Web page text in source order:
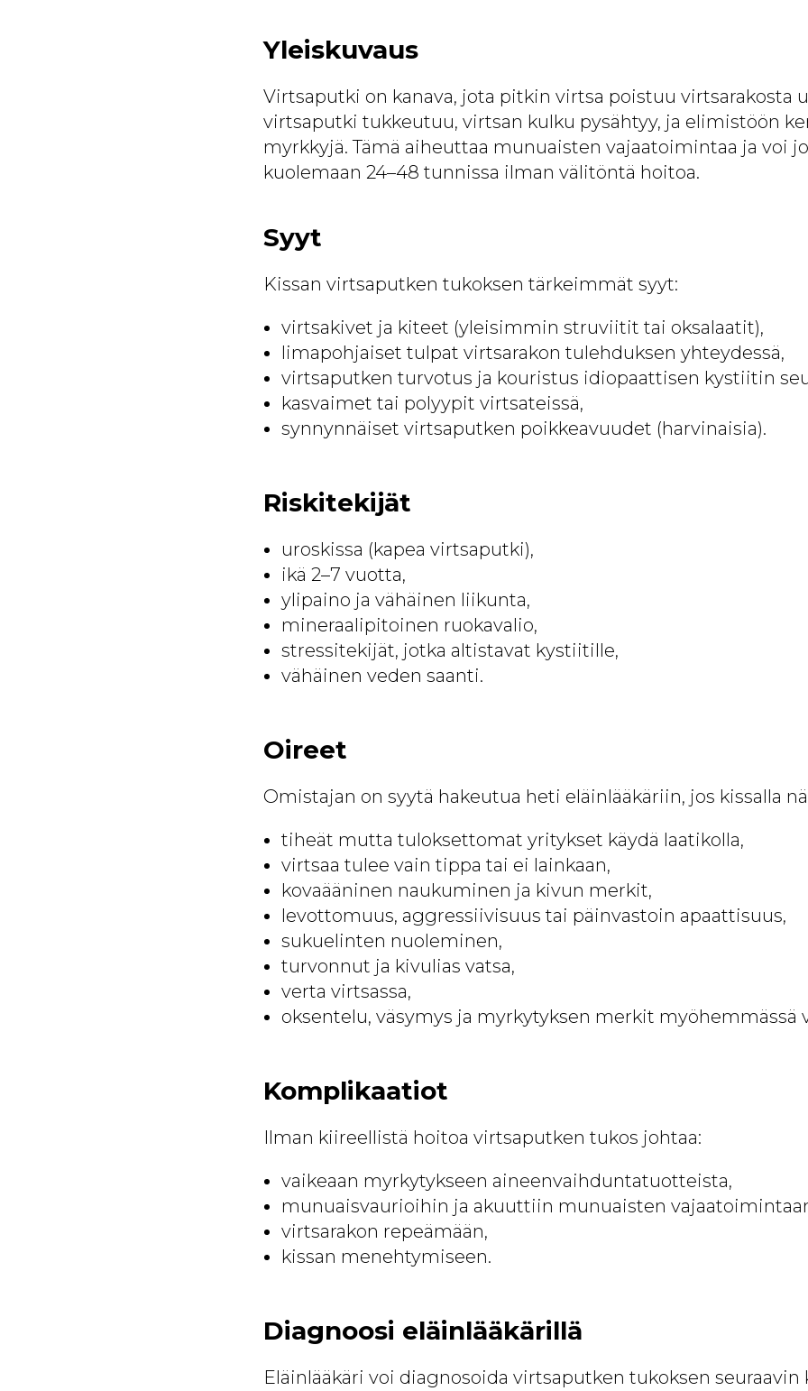
Yleiskuvaus
Virtsaputki on kanava, jota pitkin virtsa poistuu virtsarakosta
virtsaputki tukkeutuu, virtsan kulku pysähtyy, ja elimistöön
myrkkyjä. Tämä aiheuttaa munuaisten vajaatoimintaa ja voi
kuolemaan 24–48 tunnissa ilman välitöntä hoitoa.
Syyt
Kissan virtsaputken tukoksen tärkeimmät syyt:
virtsakivet ja kiteet (yleisimmin struviitit tai oksalaatit),
limapohjaiset tulpat virtsarakon tulehduksen yhteydessä,
virtsaputken turvotus ja kouristus idiopaattisen kystiitin
kasvaimet tai polyypit virtsateissä,
synnynnäiset virtsaputken poikkeavuudet (harvinaisia).
Riskitekijät
uroskissa (kapea virtsaputki),
ikä 2–7 vuotta,
ylipaino ja vähäinen liikunta,
mineraalipitoinen ruokavalio,
stressitekijät, jotka altistavat kystiitille,
vähäinen veden saanti.
Oireet
Omistajan on syytä hakeutua heti eläinlääkäriin, jos kissalla
tiheät mutta tuloksettomat yritykset käydä laatikolla,
virtsaa tulee vain tippa tai ei lainkaan,
kovaääninen naukuminen ja kivun merkit,
levottomuus, aggressiivisuus tai päinvastoin apaattisuus,
sukuelinten nuoleminen,
turvonnut ja kivulias vatsa,
verta virtsassa,
oksentelu, väsymys ja myrkytyksen merkit myöhemmässä
Komplikaatiot
Ilman kiireellistä hoitoa virtsaputken tukos johtaa:
vaikeaan myrkytykseen aineenvaihduntatuotteista,
munuaisvaurioihin ja akuuttiin munuaisten
virtsarakon repeämään,
kissan menehtymiseen.
Diagnoosi eläinlääkärillä
Eläinlääkäri voi diagnosoida virtsaputken tukoksen seuraavin